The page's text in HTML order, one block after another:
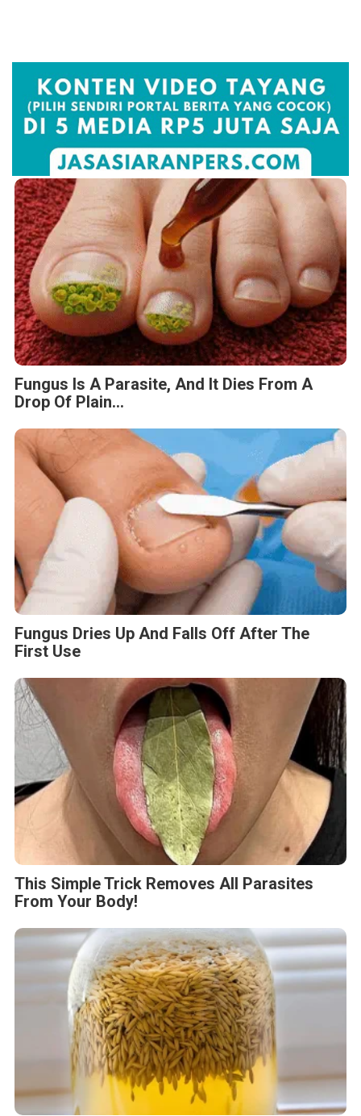
Fungus Is A Parasite, And It Dies From A
Drop Of Plain...
Fungus Dries Up And Falls Off After The
First Use
This Simple Trick Removes All Parasites
From Your Body!